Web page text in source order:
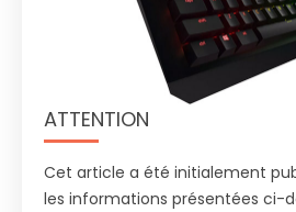
ATTENTION
Cet article a été initialement
les informations présentées ci-